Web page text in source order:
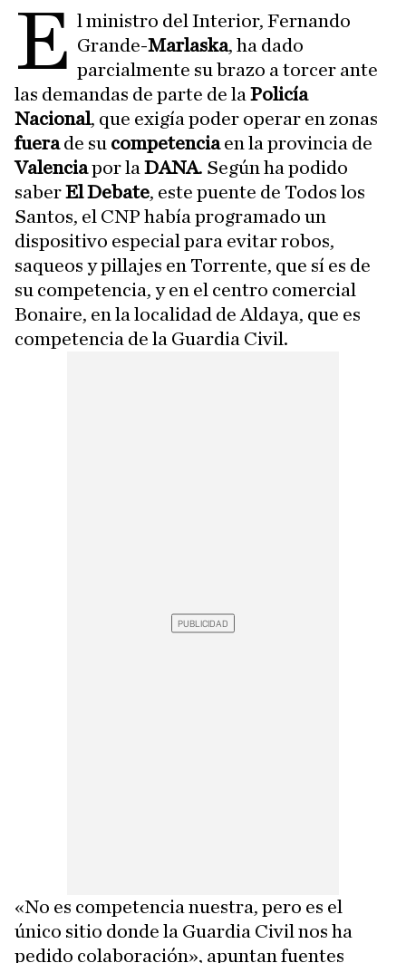
E l ministro del Interior, Fernando
Grande-Marlaska, ha dado
parcialmente su brazo a torcer ante
las demandas de parte de la Policía
Nacional, que exigía poder operar en zonas
fuerade su competenciaen la provincia de
Valenciapor la DANA. Según ha podido
saberEl Debate, este puente de Todos los
Santos, el CNP había programado un
dispositivo especial para evitar robos,
saqueos y pillajes en Torrente, que sí es de
su competencia, y en el centro comercial
Bonaire, en la localidad de Aldaya, que es
competencia de la Guardia Civil.
«No es competencia nuestra, pero es el
único sitio donde la Guardia Civil nos ha
pedido colaboración», apuntan fuentes